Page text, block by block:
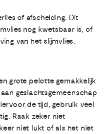
of afscheiding. Dit
nog kwetsbaar is, of
van het slijmvlies.
grote pelotte gemakkelijk
geslachtsgemeenschap
de tijd, gebruik veel
Raak zeker niet
niet lukt of als het niet